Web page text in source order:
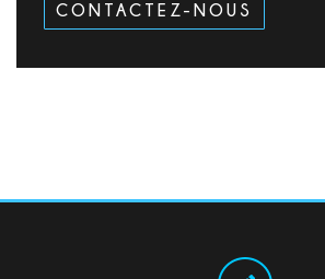
CONTACTEZ-NOUS